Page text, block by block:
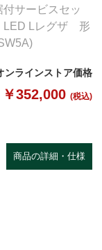
付サービスセッ
LED Lレグザ 形
ンラインストア価格
￥352,000 (税込)
商品の詳細・仕様